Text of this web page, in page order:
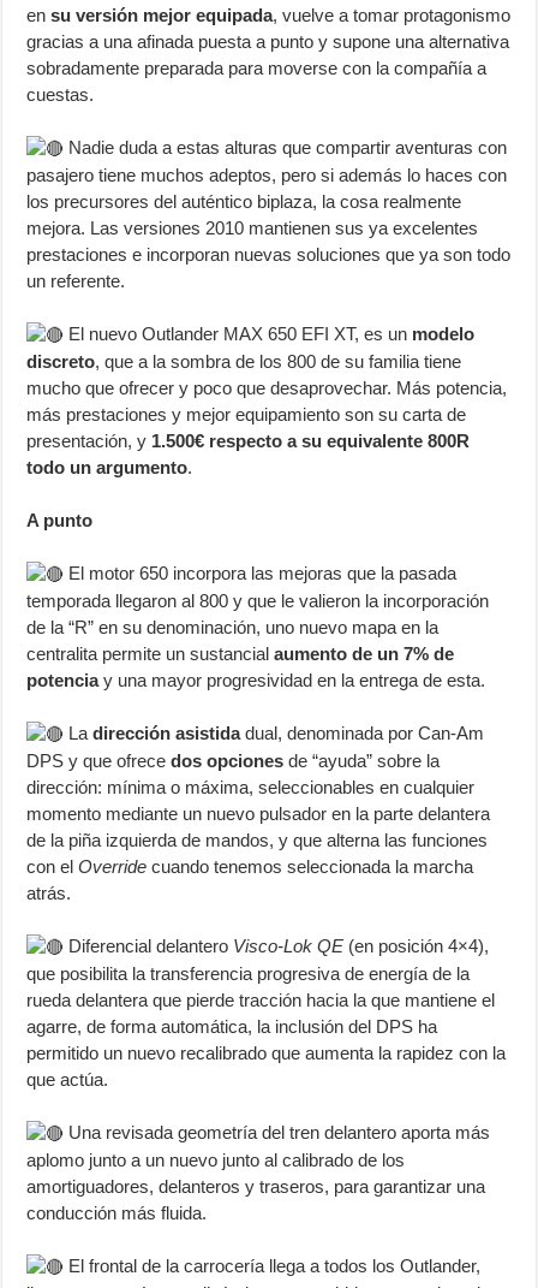
ensu versión mejor equipada, vuelve a tomar protagonismo
gracias a una afinada puesta a punto y supone una alternativa
sobradamente preparada para moverse con la compañía a
cuestas.
Nadie duda a estas alturas que compartir aventuras con
pasajero tiene muchos adeptos, pero si además lo haces con
los precursores del auténtico biplaza, la cosa realmente
mejora. Las versiones 2010 mantienen sus ya excelentes
prestaciones e incorporan nuevas soluciones que ya son todo
un referente.
El nuevo Outlander MAX 650 EFI XT, es un modelo
discreto, que a la sombra de los 800 de su familia tiene
mucho que ofrecer y poco que desaprovechar. Más potencia,
más prestaciones y mejor equipamiento son su carta de
presentación, y 1.500€ respecto a su equivalente 800R
todo un argumento.
A punto
El motor 650 incorpora las mejoras que la pasada
temporada llegaron al 800 y que le valieron la incorporación
de la “R” en su denominación, uno nuevo mapa en la
centralita permite un sustancialaumento de un 7% de
potenciay una mayor progresividad en la entrega de esta.
Ladirección asistidadual, denominada por Can-Am
DPS y que ofrecedos opciones de “ayuda” sobre la
dirección: mínima o máxima, seleccionables en cualquier
momento mediante un nuevo pulsador en la parte delantera
de la piña izquierda de mandos, y que alterna las funciones
con elOverridecuando tenemos seleccionada la marcha
atrás.
Diferencial delantero Visco-Lok QE (en posición 4×4),
que posibilita la transferencia progresiva de energía de la
rueda delantera que pierde tracción hacia la que mantiene el
agarre, de forma automática, la inclusión del DPS ha
permitido un nuevo recalibrado que aumenta la rapidez con la
que actúa.
Una revisada geometría del tren delantero aporta más
aplomo junto a un nuevo junto al calibrado de los
amortiguadores, delanteros y traseros, para garantizar una
conducción más fluida.
El frontal de la carrocería llega a todos los Outlander,